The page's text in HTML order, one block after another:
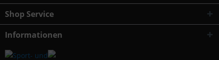
Shop Service
Informationen